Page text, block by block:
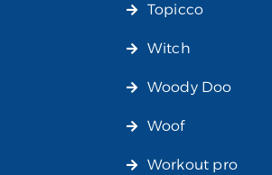
Topicco
Witch
Woody Doo
Woof
Workout pro